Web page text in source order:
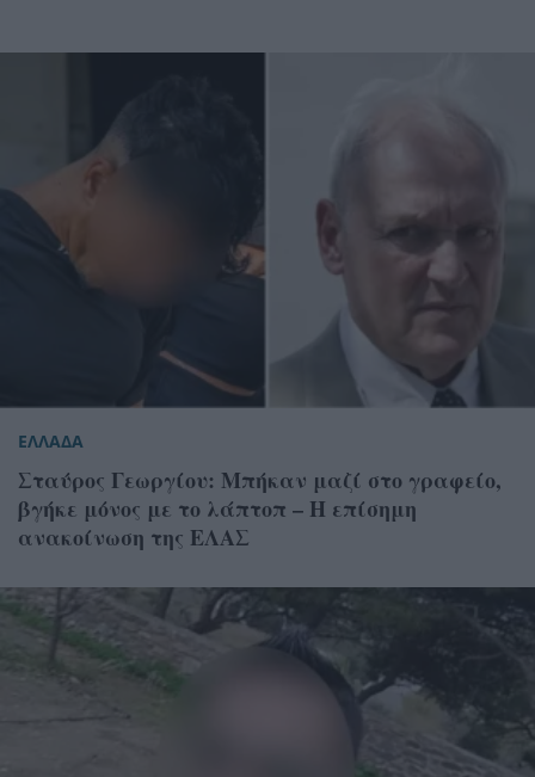
ΕΛΛΑΔΑ
Σταύρος Γεωργίου: Μπήκαν μαζί στο γραφείο,
βγήκε μόνος με το λάπτοπ – Η επίσημη
ανακοίνωση της ΕΛΑΣ